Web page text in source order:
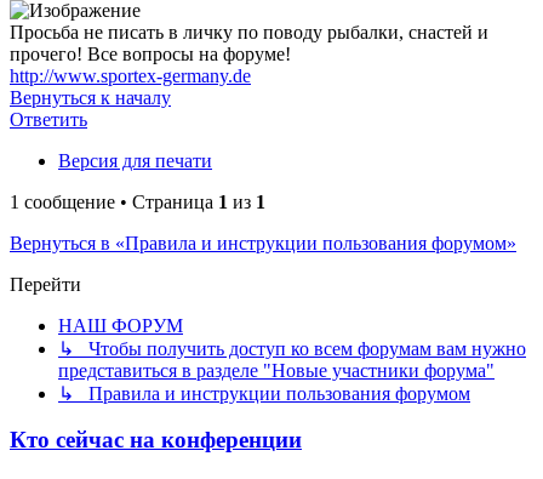
Просьба не писать в личку по поводу рыбалки, снастей и
прочего! Все вопросы на форуме!
http://www.sportex-germany.de
Вернуться к началу
Ответить
Версия для печати
1 сообщение • Страница 1 из 1
Вернуться в «Правила и инструкции пользования форумом»
Перейти
НАШ ФОРУМ
↳ Чтобы получить доступ ко всем форумам вам нужно
представиться в разделе "Новые участники форума"
↳ Правила и инструкции пользования форумом
Кто сейчас на конференции